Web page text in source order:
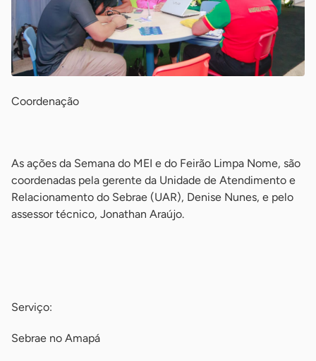
Coordenação
As ações da Semana do MEI e do Feirão Limpa Nome, são
coordenadas pela gerente da Unidade de Atendimento e
Relacionamento do Sebrae (UAR), Denise Nunes, e pelo
assessor técnico, Jonathan Araújo.
Serviço:
Sebrae no Amapá